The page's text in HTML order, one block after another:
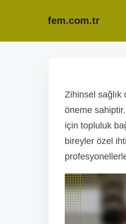
fem.com.tr
Zihinsel sağlık
öneme
için topluluk
bireyler özel